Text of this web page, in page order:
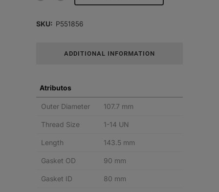
SEPARADOR
DE
AGUA
quantity
SKU: P551856
ADDITIONAL INFORMATION
Atributos
Outer Diameter 107.7 mm
Thread Size 1-14 UN
Length 143.5 mm
Gasket OD 90 mm
Gasket ID 80 mm